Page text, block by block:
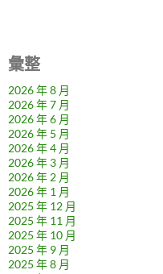
彙整
2026 年 8 月
2026 年 7 月
2026 年 6 月
2026 年 5 月
2026 年 4 月
2026 年 3 月
2026 年 2 月
2026 年 1 月
2025 年 12 月
2025 年 11 月
2025 年 10 月
2025 年 9 月
2025 年 8 月